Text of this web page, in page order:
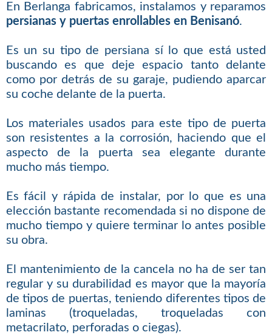
En Berlanga fabricamos, instalamos y reparamos
persianas y puertas enrollables en Benisanó.
Es un su tipo de persiana sí lo que está usted
buscando es que deje espacio tanto delante
como por detrás de su garaje, pudiendo aparcar
su coche delante de la puerta.
Los materiales usados para este tipo de puerta
son resistentes a la corrosión, haciendo que el
aspecto de la puerta sea elegante durante
mucho más tiempo.
Es fácil y rápida de instalar, por lo que es una
elección bastante recomendada si no dispone de
mucho tiempo y quiere terminar lo antes posible
su obra.
El mantenimiento de la cancela no ha de ser tan
regular y su durabilidad es mayor que la mayoría
de tipos de puertas, teniendo diferentes tipos de
laminas (troqueladas, troqueladas con
metacrilato, perforadas o ciegas).